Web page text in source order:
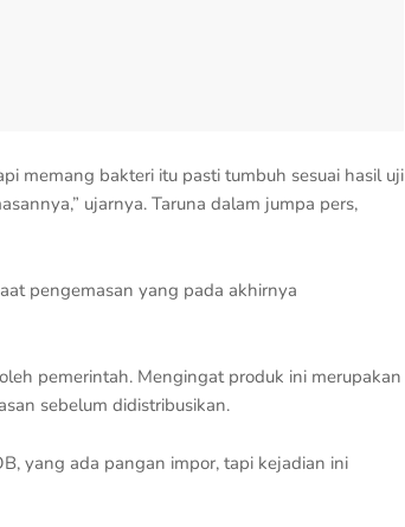
memang bakteri itu pasti tumbuh sesuai hasil uji
ujarnya. Taruna dalam jumpa pers,
pengemasan yang pada akhirnya
pemerintah. Mengingat produk ini merupakan
sebelum didistribusikan.
yang ada pangan impor, tapi kejadian ini